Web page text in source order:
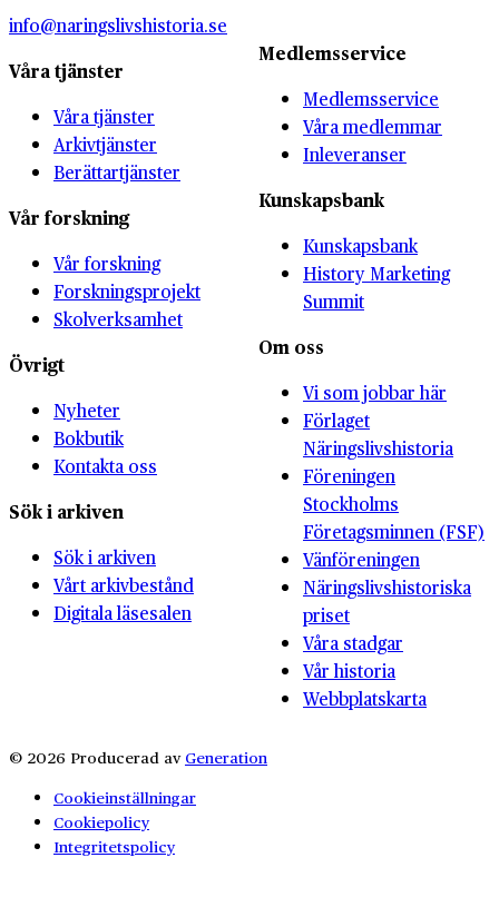
info@naringslivshistoria.se
Våra tjänster
Våra tjänster
Arkivtjänster
Berättartjänster
Vår forskning
Vår forskning
Forskningsprojekt
Skolverksamhet
Övrigt
Nyheter
Bokbutik
Kontakta oss
Sök i arkiven
Sök i arkiven
Vårt arkivbestånd
Digitala läsesalen
Medlemsservice
Medlemsservice
Våra medlemmar
Inleveranser
Kunskapsbank
Kunskapsbank
History Marketing
Summit
Om oss
Vi som jobbar här
Förlaget
Näringslivshistoria
Föreningen
Stockholms
Företagsminnen (FSF)
Vänföreningen
Näringslivshistoriska
priset
Våra stadgar
Vår historia
Webbplatskarta
© 2026 Producerad av Generation
Cookieinställningar
Cookiepolicy
Integritetspolicy